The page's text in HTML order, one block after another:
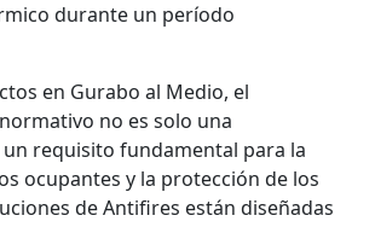
durante un período
en Gurabo al Medio, el
no es solo una
requisito fundamental para la
ocupantes y la protección de los
de Antifires están diseñadas